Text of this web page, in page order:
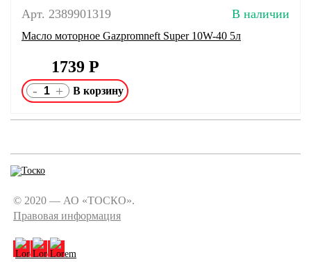
Арт. 2389901319 В наличии
Масло моторное Gazpromneft Super 10W-40 5л
1739 Р
- +
© 2020 — АО «ТОСКО».
Правовая информация